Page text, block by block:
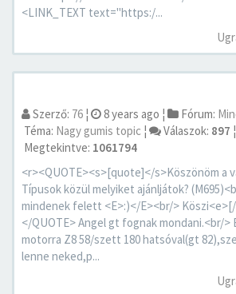
<LINK_TEXT text="https:/...
Szerző: 76 ¦ 8 years ago ¦ Fórum:
Téma: Nagy gumis topic ¦ Válaszok: 897 ¦
Megtekintve: 1061794
<r><QUOTE><s>[quote]</s>Köszönöm a
Típusok közül melyiket ajánljátok?
mindenek felett <E>:)</E><br/>
</QUOTE> Angel gt fognak mondani.<br/
motorra Z8 58/szett 180 hatsóval(gt
lenne neked,p...